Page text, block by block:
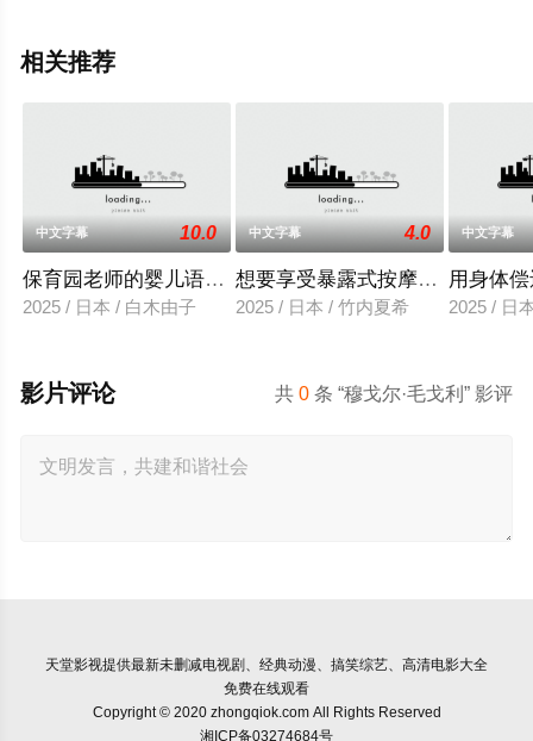
相关推荐
中文字幕 10.0
保育园老师的婴儿语让人超兴奋
2025 / 日本 / 白木由子
中文字幕 4.0
想要享受暴露式按摩的已婚女子
2025 / 日本 / 竹内夏希
中文字幕
用身体
2025 / 日
共0 条 “穆戈尔·毛戈利” 影评
影片评论
天堂影视提供最新未删减电视剧、经典动漫、搞笑综艺、高清电影大全
免费在线观看
Copyright © 2020 zhongqiok.com All Rights Reserved
湘ICP备03274684号